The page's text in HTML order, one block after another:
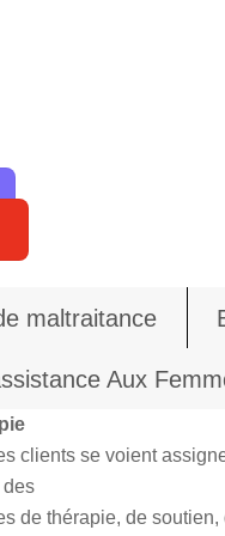
maltraitance
Aux
clients se voient
des
de thérapie, de